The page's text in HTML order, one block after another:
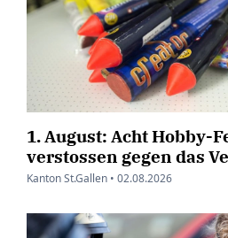
1. August: Acht Hobby-
verstossen gegen das
Kanton St.Gallen • 02.08.2026